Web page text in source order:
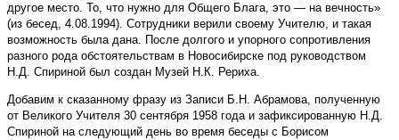
другое место. То, что нужно для Общего Блага, это — на вечность»
(из бесед, 4.08.1994). Сотрудники верили своему Учителю, и такая
возможность была дана. После долгого и упорного сопротивления
разного рода обстоятельствам в Новосибирске под руководством
Н.Д. Спириной был создан Музей Н.К. Рериха.
Добавим к сказанному фразу из Записи Б.Н. Абрамова, полученную
от Великого Учителя 30 сентября 1958 года и зафиксированную Н.Д.
Спириной на следующий день во время беседы с Борисом